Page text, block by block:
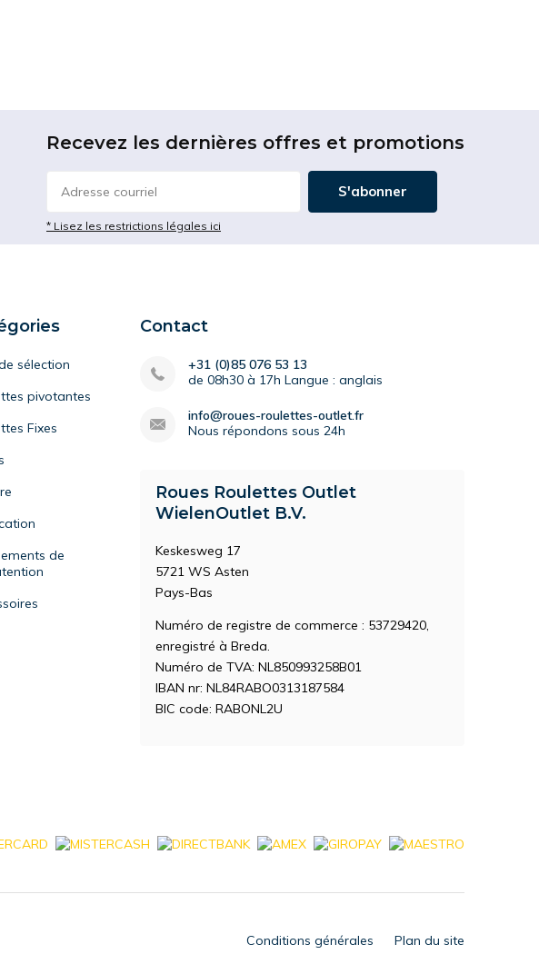
Recevez les dernières offres et promotions
S'abonner
* Lisez les restrictions légales ici
sélection
pivotantes
Fixes
de
Contact
+31 (0)85 076 53 13
de 08h30 à 17h Langue : anglais
info@roues-roulettes-outlet.fr
Nous répondons sous 24h
Roues Roulettes Outlet
WielenOutlet B.V.
Keskesweg 17
5721 WS Asten
Pays-Bas
Numéro de registre de commerce : 53729420,
enregistré à Breda.
Numéro de TVA: NL850993258B01
IBAN nr: NL84RABO0313187584
BIC code: RABONL2U
Conditions générales Plan du site